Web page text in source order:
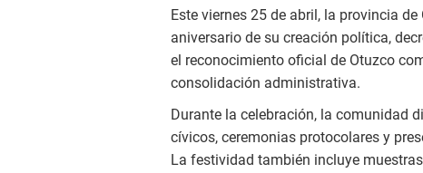
Este viernes 25 de abril, la provincia
aniversario de su creación política,
el reconocimiento oficial de Otuzco
consolidación administrativa.
Durante la celebración, la comunidad
cívicos, ceremonias protocolares y
La festividad también incluye